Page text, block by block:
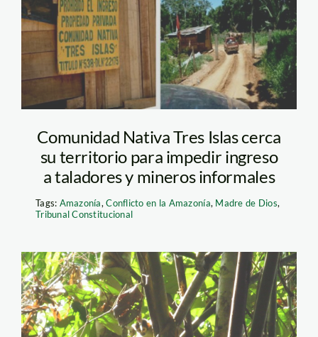
tresislas-tambopata
Comunidad Nativa Tres Islas cerca
su territorio para impedir ingreso
a taladores y mineros informales
Tags: Amazonía,Conflicto en la Amazonía, Madre de Dios,
Tribunal Constitucional
benjamin_eddy_penia